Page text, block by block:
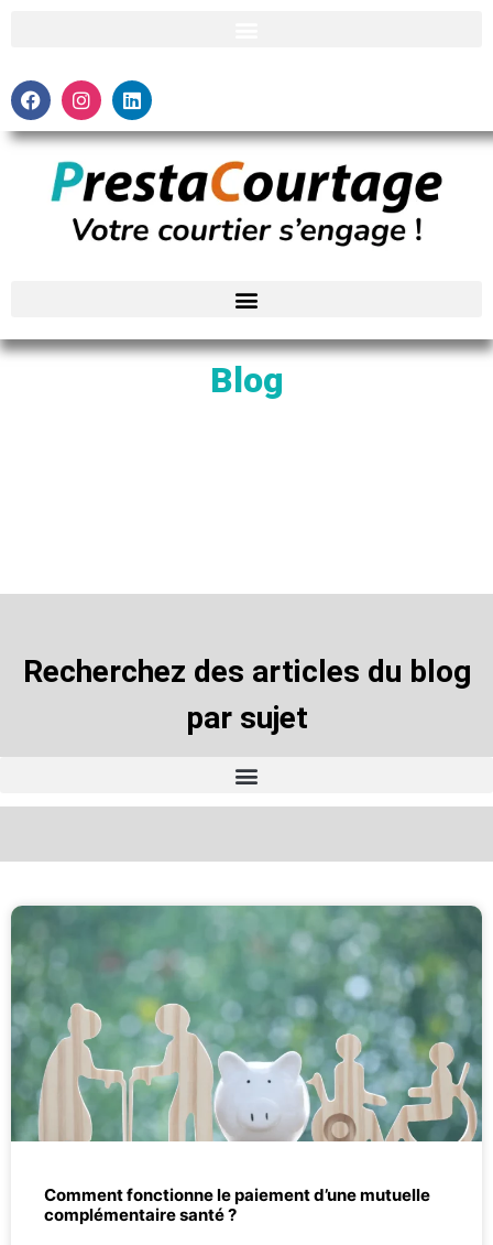
Blog
Recherchez des articles du blog
par sujet
Comment fonctionne le paiement d’une mutuelle
complémentaire santé ?